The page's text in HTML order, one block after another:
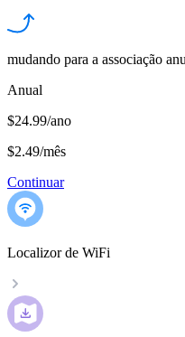
mudando para a associação
Anual
$24.99/ano
$2.49/mês
Continuar
Localizor de WiFi